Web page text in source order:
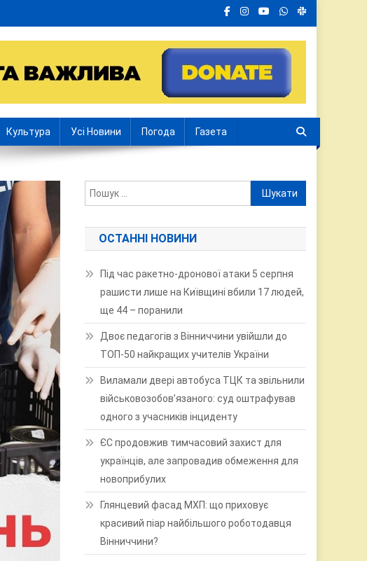
Культура Усі Новини Погода Газета
Пошук:
ОСТАННІ НОВИНИ
Під час ракетно-дронової атаки 5 серпня
рашисти лише на Київщині вбили 17 людей,
ще 44 – поранили
Двоє педагогів з Вінниччини увійшли до
ТОП-50 найкращих учителів України
Виламали двері автобуса ТЦК та звільнили
військовозобов’язаного: суд оштрафував
одного з учасників інциденту
ЄС продовжив тимчасовий захист для
українців, але запровадив обмеження для
новоприбулих
Глянцевий фасад МХП: що приховує
красивий піар найбільшого роботодавця
Вінниччини?